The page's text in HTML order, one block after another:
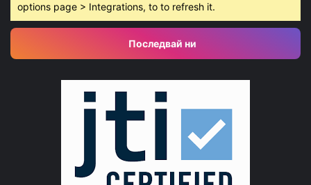
options page > Integrations, to to refresh it.
Последвай ни